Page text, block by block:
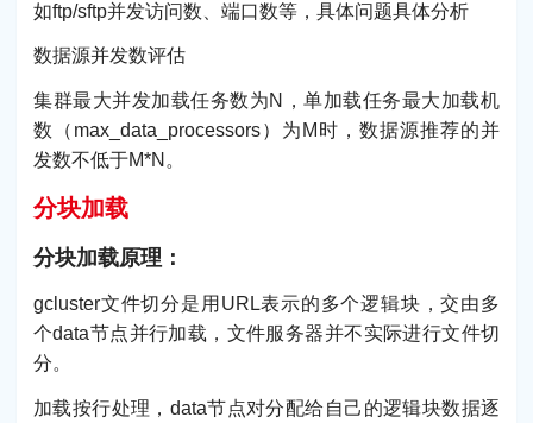
如ftp/sftp并发访问数、端口数等，具体问题具体分析
数据源并发数评估
集群最大并发加载任务数为N，单加载任务最大加载机
数（max_data_processors）为M时，数据源推荐的并
发数不低于M*N。
分块加载
分块加载原理：
gcluster文件切分是用URL表示的多个逻辑块，交由多
个data节点并行加载，文件服务器并不实际进行文件切
分。
加载按行处理，data节点对分配给自己的逻辑块数据逐